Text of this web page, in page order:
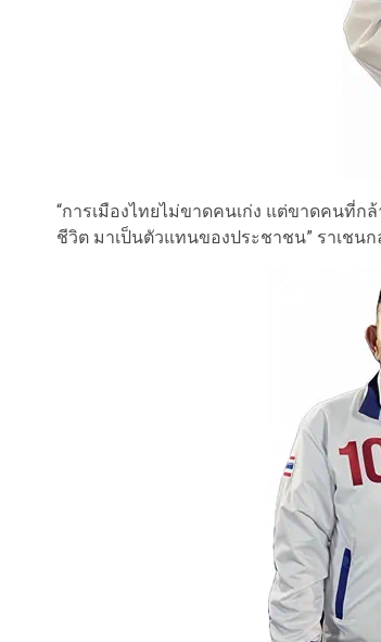
“การเมืองไทยไม่ขาดคนเก่ง แต่ขาดคนที่ก
ชีวิต มาเป็นตัวแทนของประชาชน” ราเชนก